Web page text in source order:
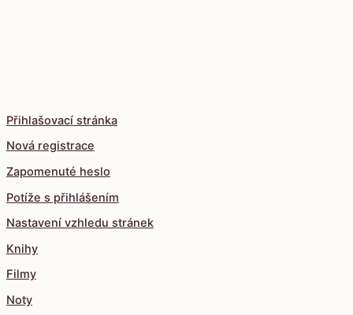
Přihlašovací stránka
Nová registrace
Zapomenuté heslo
Potíže s přihlášením
Nastavení vzhledu stránek
Knihy
Filmy
Noty